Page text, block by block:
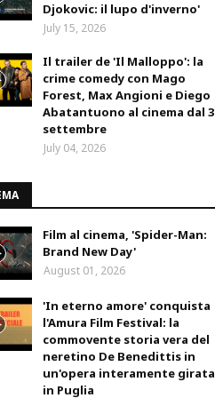
Djokovic: il lupo d'inverno'
July 15, 2026
Il trailer de 'Il Malloppo': la
crime comedy con Mago
Forest, Max Angioni e Diego
Abatantuono al cinema dal 3
settembre
July 04, 2026
Film al cinema, 'Spider-Man:
Brand New Day'
August 01, 2026
'In eterno amore' conquista
l'Amura Film Festival: la
commovente storia vera del
neretino De Benedittis in
un'opera interamente girata
in Puglia